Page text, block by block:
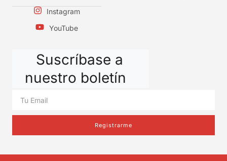
Instagram
YouTube
Suscríbase a
nuestro boletín
Registrarme